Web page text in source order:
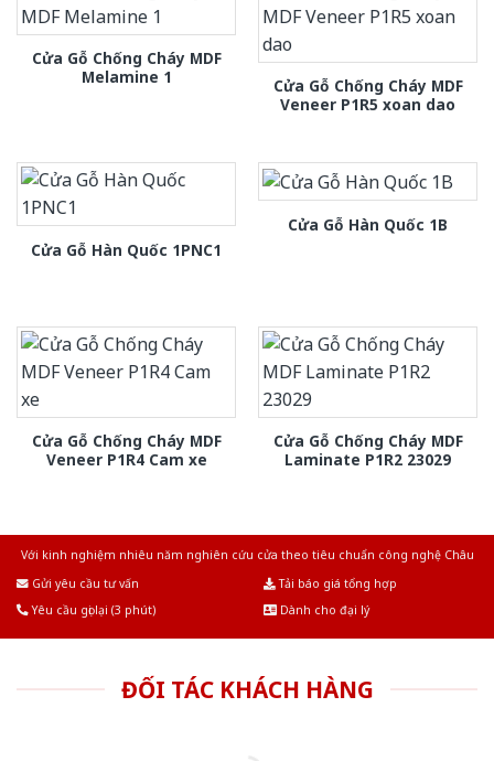
Cửa Gỗ Chống Cháy MDF
Melamine 1
Cửa Gỗ Chống Cháy MDF
Veneer P1R5 xoan dao
Cửa Gỗ Hàn Quốc 1PNC1
Cửa Gỗ Hàn Quốc 1B
Cửa Gỗ Chống Cháy MDF
Veneer P1R4 Cam xe
Cửa Gỗ Chống Cháy MDF
Laminate P1R2 23029
Với kinh nghiệm nhiêu năm nghiên cứu cửa theo tiêu chuẩn công nghệ Châu
Gửi yêu cầu tư vấn
Tải báo giá tổng hợp
Yêu cầu gọi lại (3 phút)
Dành cho đại lý
ĐỐI TÁC KHÁCH HÀNG